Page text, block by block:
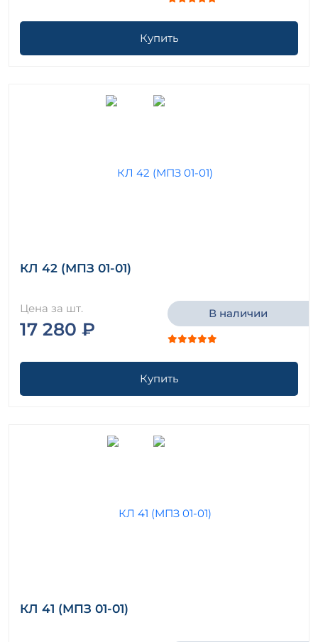
Купить
КЛ 42 (МПЗ 01-01)
Цена за шт.
17 280 ₽
В наличии
Купить
КЛ 41 (МПЗ 01-01)